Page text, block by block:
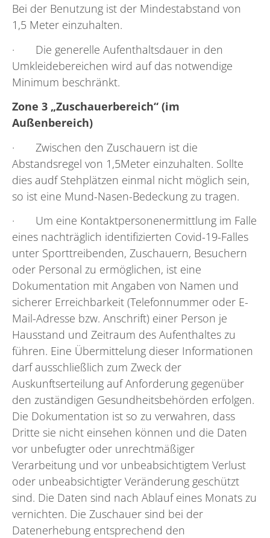
Bei der Benutzung ist der Mindestabstand von
1,5 Meter einzuhalten.
· Die generelle Aufenthaltsdauer in den
Umkleidebereichen wird auf das notwendige
Minimum beschränkt.
Zone 3 „Zuschauerbereich“ (im
Außenbereich)
· Zwischen den Zuschauern ist die
Abstandsregel von 1,5Meter einzuhalten. Sollte
dies audf Stehplätzen einmal nicht möglich sein,
so ist eine Mund-Nasen-Bedeckung zu tragen.
· Um eine Kontaktpersonenermittlung im Falle
eines nachträglich identifizierten Covid-19-Falles
unter Sporttreibenden, Zuschauern, Besuchern
oder Personal zu ermöglichen, ist eine
Dokumentation mit Angaben von Namen und
sicherer Erreichbarkeit (Telefonnummer oder E-
Mail-Adresse bzw. Anschrift) einer Person je
Hausstand und Zeitraum des Aufenthaltes zu
führen. Eine Übermittelung dieser Informationen
darf ausschließlich zum Zweck der
Auskunftserteilung auf Anforderung gegenüber
den zuständigen Gesundheitsbehörden erfolgen.
Die Dokumentation ist so zu verwahren, dass
Dritte sie nicht einsehen können und die Daten
vor unbefugter oder unrechtmäßiger
Verarbeitung und vor unbeabsichtigtem Verlust
oder unbeabsichtigter Veränderung geschützt
sind. Die Daten sind nach Ablauf eines Monats zu
vernichten. Die Zuschauer sind bei der
Datenerhebung entsprechend den